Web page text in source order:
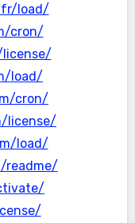
load/
cron/
load/
cron/
license/
load/
readme/